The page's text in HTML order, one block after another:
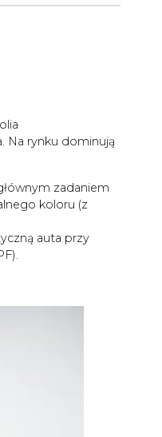
Na rynku dominują
zadaniem
koloru (z
auta przy